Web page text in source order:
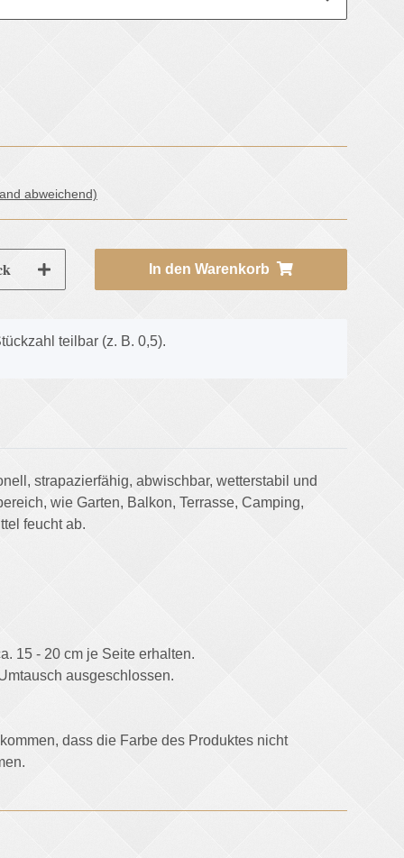
abweichend)
In den Warenkorb
teilbar (z. B. 0,5).
strapazierfähig, abwischbar, wetterstabil und
wie Garten, Balkon, Terrasse, Camping,
feucht ab.
15 - 20 cm je Seite erhalten.
ausgeschlossen.
dass die Farbe des Produktes nicht